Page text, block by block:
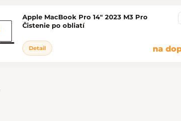
Apple MacBook Pro 14" 2023 M3 Pro
Čistenie po obliatí
Detail na